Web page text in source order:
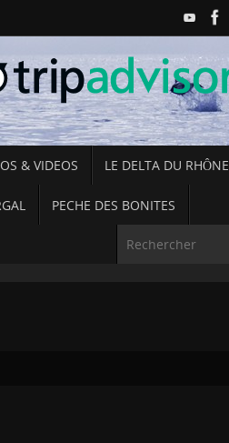
& VIDEOS LE DELTA DU RHÔNE
PECHE DES BONITES